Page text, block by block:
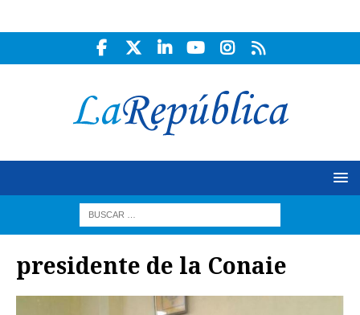
presidente de la Conaie